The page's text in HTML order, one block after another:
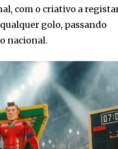
com o criativo a
golo, passando
nacional.